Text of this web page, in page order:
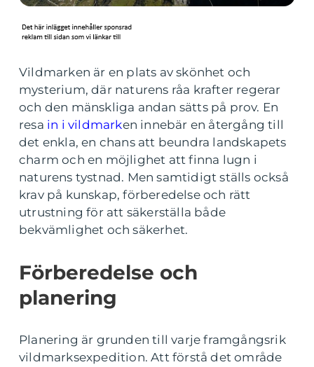
Vildmarken är en plats av skönhet och
mysterium, där naturens råa krafter regerar
och den mänskliga andan sätts på prov. En
resa in i vildmarken innebär en återgång till
det enkla, en chans att beundra landskapets
charm och en möjlighet att finna lugn i
naturens tystnad. Men samtidigt ställs också
krav på kunskap, förberedelse och rätt
utrustning för att säkerställa både
bekvämlighet och säkerhet.
Förberedelse och
planering
Planering är grunden till varje framgångsrik
vildmarksexpedition. Att förstå det område